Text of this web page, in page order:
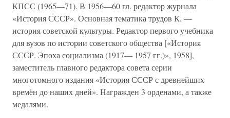
КПСС (1965—71). В 1956—60 гл. редактор журнала
«История СССР». Основная тематика трудов К. —
история советской культуры. Редактор первого учебника
для вузов по истории советского общества [«История
СССР. Эпоха социализма (1917— 1957 гг.)», 1958],
заместитель главного редактора совета серии
многотомного издания «История СССР с древнейших
времён до наших дней». Награжден 3 орденами, а также
медалями.